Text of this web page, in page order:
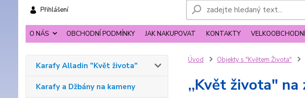
O NÁS OBCHODNÍ PODMÍNKY JAK NAKUPOVAT KONTAKTY
Přihlášení
Karafy Alladin "Květ života"
Karafy a Džbány na kameny
Úvod Objekty s "Květem Života"
,,Květ života" na